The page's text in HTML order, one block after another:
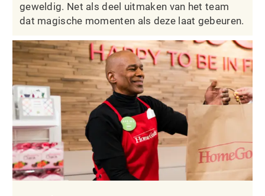
geweldig. Net als deel uitmaken van het team
dat magische momenten als deze laat gebeuren.